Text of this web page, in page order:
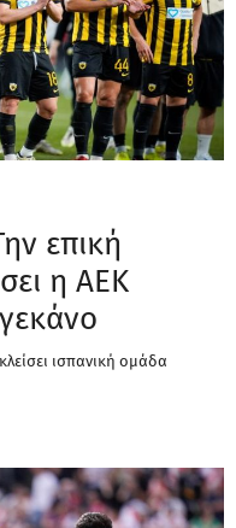
επική
η ΑΕΚ
ισπανική ομάδα